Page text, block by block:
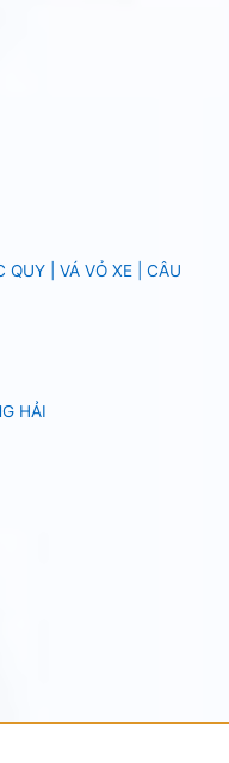
QUY | VÁ VỎ XE | CÂU
HẢI